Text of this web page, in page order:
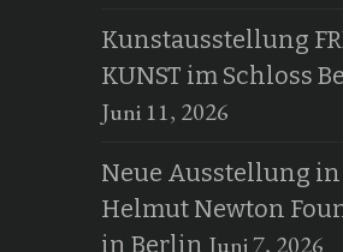
Kunstausstellung
KUNST im Schloss
Juni 11, 2026
Neue Ausstellung
Helmut Newton
in Berlin Juni 7, 2026